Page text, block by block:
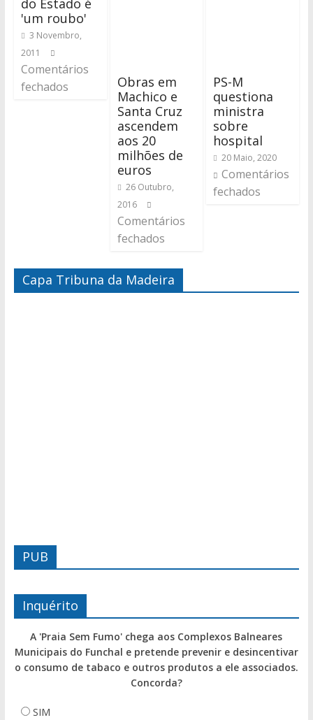
do Estado é
'um roubo'
3 Novembro,
2011
Comentários
fechados
Obras em
Machico e
Santa Cruz
ascendem
aos 20
milhões de
euros
26 Outubro,
2016
Comentários
fechados
PS-M
questiona
ministra
sobre
hospital
20 Maio, 2020
Comentários
fechados
Capa Tribuna da Madeira
PUB
Inquérito
A 'Praia Sem Fumo' chega aos Complexos Balneares
Municipais do Funchal e pretende prevenir e desincentivar
o consumo de tabaco e outros produtos a ele associados.
Concorda?
SIM